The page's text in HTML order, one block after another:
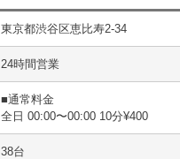
東京都渋谷区恵比寿2-34
24時間営業
■通常料金
全日 00:00〜00:00 10分¥400
38台